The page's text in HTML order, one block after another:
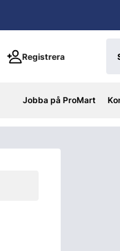
Registrera
Jobba på ProMart